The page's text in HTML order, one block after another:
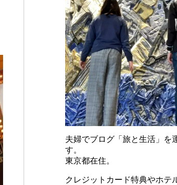
夫婦でブログ「旅と生活」を
す。
東京都在住。
クレジットカード特典やホテ